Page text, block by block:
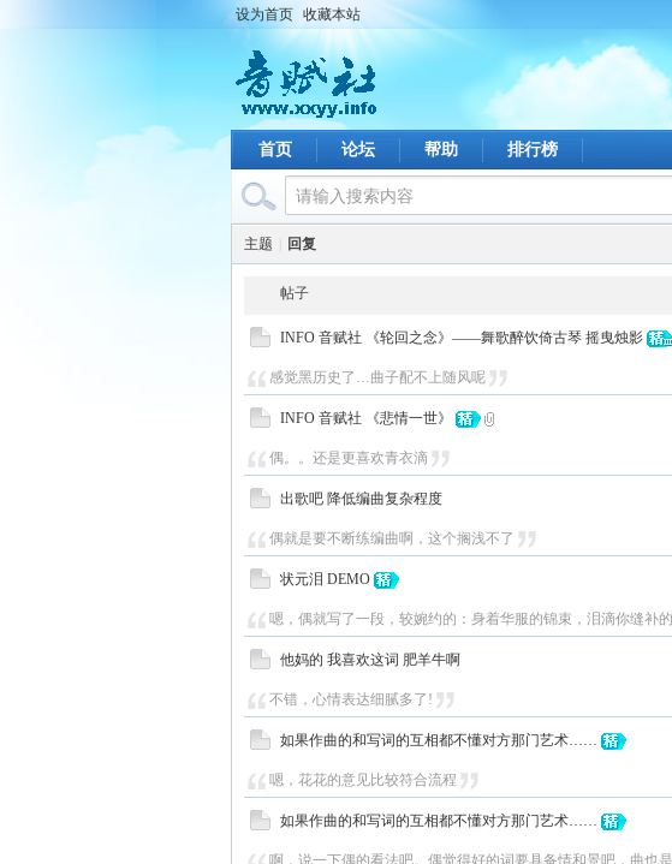
设为首页 收藏本站
首页 论坛 帮助 排行榜
主题 回复
帖子
INFO 音赋社 《轮回之念》——舞歌醉饮倚古琴 摇曳烛影
感觉黑历史了…曲子配不上随风呢
INFO 音赋社 《悲情一世》
偶。。还是更喜欢青衣滴
出歌吧 降低编曲复杂程度
偶就是要不断练编曲啊，这个搁浅不了
状元泪 DEMO
嗯，偶就写了一段，较婉约的：身着华服的锦束，泪滴你缝补
他妈的 我喜欢这词 肥羊牛啊
不错，心情表达细腻多了!
如果作曲的和写词的互相都不懂对方那门艺术……
嗯，花花的意见比较符合流程
如果作曲的和写词的互相都不懂对方那门艺术……
啊，说一下偶的看法吧。偶觉得好的词要具备情和景吧，曲也